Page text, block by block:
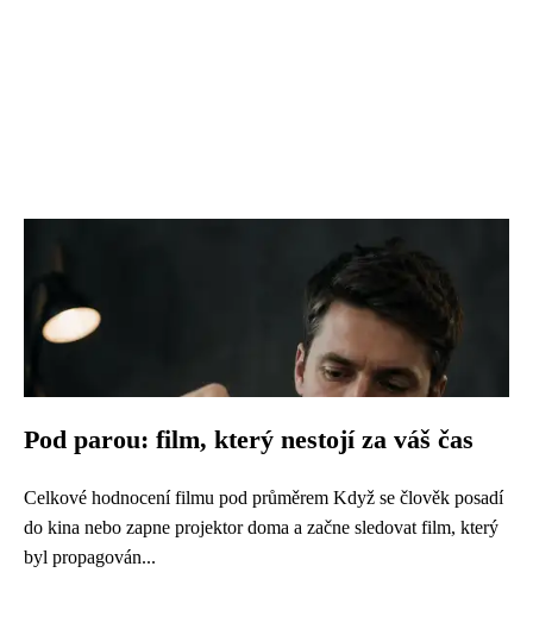
Pod parou: film, který nestojí za váš čas
Celkové hodnocení filmu pod průměrem Když se člověk posadí
do kina nebo zapne projektor doma a začne sledovat film, který
byl propagován...